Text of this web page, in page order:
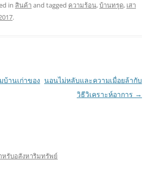
in สินค้า and tagged ความร้อน,บ้านทรุด, เสา
.
บ้านเก่าของ นอนไม่หลับและความเมื่อยล้ากับ
วิธีวิเคราะห์อาการ →
หรับอสังหาริมทรัพย์